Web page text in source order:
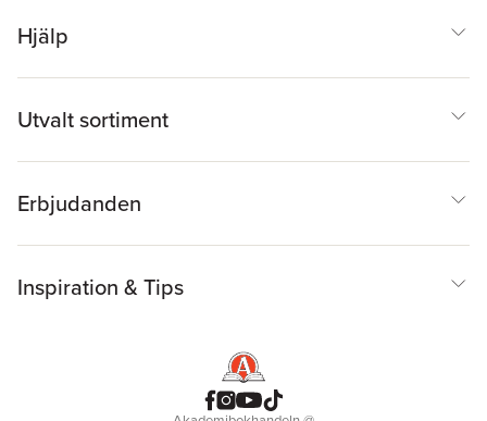
Hjälp
Utvalt sortiment
Erbjudanden
Inspiration & Tips